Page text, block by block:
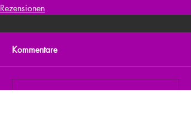
Rezensionen
Kommentare